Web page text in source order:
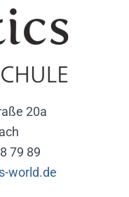
20a
79 89
world.de